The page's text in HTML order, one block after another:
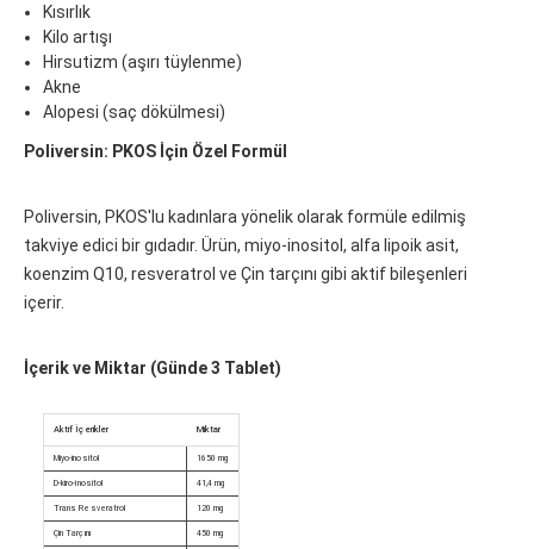
Kısırlık
Kilo artışı
Hirsutizm (aşırı tüylenme)
Akne
Alopesi (saç dökülmesi)
Poliversin: PKOS İçin Özel Formül
Poliversin, PKOS'lu kadınlara yönelik olarak formüle edilmiş
takviye edici bir gıdadır. Ürün, miyo-inositol, alfa lipoik asit,
koenzim Q10, resveratrol ve Çin tarçını gibi aktif bileşenleri
içerir.
İçerik ve Miktar (Günde 3 Tablet)
Aktif İçerikler Miktar
Miyo-inositol 1650 mg
D-kiro-inositol 41,4 mg
Trans Resveratrol 120 mg
Çin Tarçını 450 mg